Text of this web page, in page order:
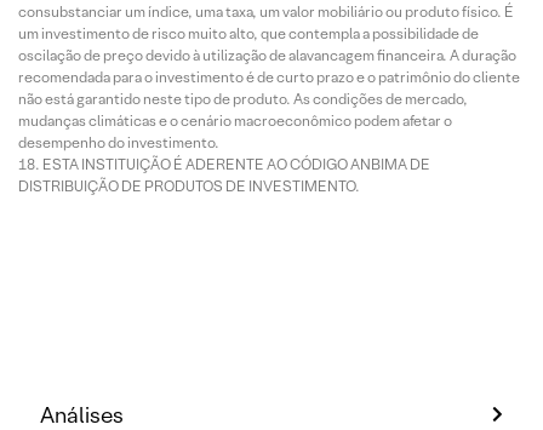
consubstanciar um índice, uma taxa, um valor mobiliário ou produto físico. É
um investimento de risco muito alto, que contempla a possibilidade de
oscilação de preço devido à utilização de alavancagem financeira. A duração
recomendada para o investimento é de curto prazo e o patrimônio do cliente
não está garantido neste tipo de produto. As condições de mercado,
mudanças climáticas e o cenário macroeconômico podem afetar o
desempenho do investimento.
ESTA INSTITUIÇÃO É ADERENTE AO CÓDIGO ANBIMA DE
DISTRIBUIÇÃO DE PRODUTOS DE INVESTIMENTO.
Análises